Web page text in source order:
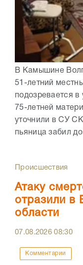
В Камышине
51-летний
подозревается
75-летней
уточнили в СУ
пьяница забил
Происшествия
Атаку
отразили в
области
07.08.202608:30
Комментарии